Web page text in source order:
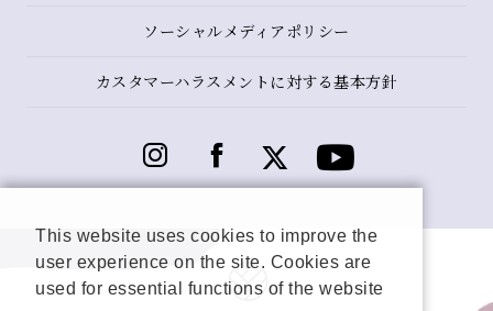
ソーシャルメディアポリシー
カスタマーハラスメントに対する基本方針
This website uses cookies to improve the
user experience on the site. Cookies are
used for essential functions of the website